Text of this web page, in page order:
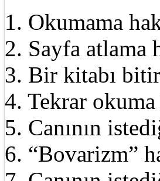
1. Okumama
2. Sayfa atlama
3. Bir kitabı
4. Tekrar okuma
5. Canının
6. “Bovarizm”